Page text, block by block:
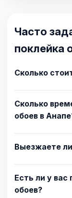
Часто
поклейка
Сколько
Сколько
обоев в
Выезжаете
Есть ли у вас
обоев?